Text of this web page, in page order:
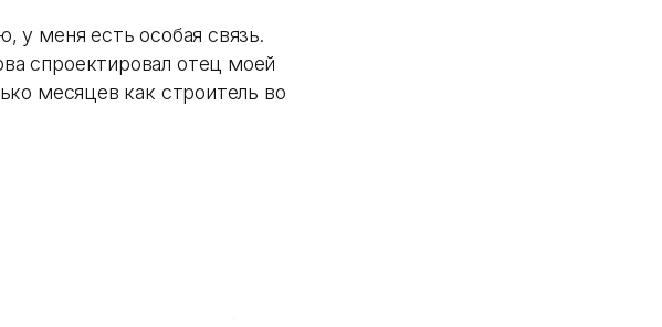
у меня есть особая связь.
спроектировал отец моей
месяцев как строитель во